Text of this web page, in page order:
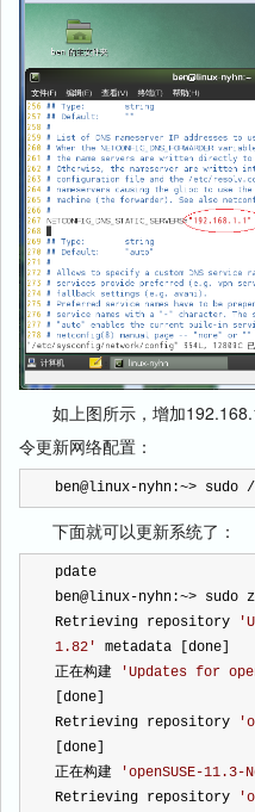
如上图所示，增加
令更新网络配置：
ben@linux-nyhn:~> sudo /
下面就可以更新系统了：
pdate
ben@linux-nyhn:~> sudo
Retrieving repository
'
1.82 '
metadata [done]
正在构建
'Updates for
[done]
Retrieving repository
'
[done]
正在构建
'openSUSE-11.3-
Retrieving repository
'